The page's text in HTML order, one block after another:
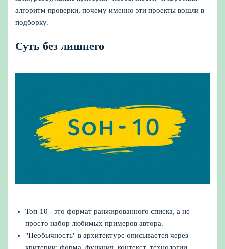
алгоритм проверки, почему именно эти проекты вошли в
подборку.
Суть без лишнего
Топ-10 - это формат ранжированного списка, а не
просто набор любимых примеров автора.
"Необычность" в архитектуре описывается через